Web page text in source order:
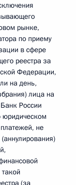
рынке,
по приему
в сфере
реестра за
Федерации,
на день,
лица на
России
юридическом
не
(за